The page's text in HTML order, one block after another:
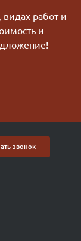
работ и
и
звонок